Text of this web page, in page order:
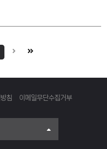
침 이메일무단수집거부